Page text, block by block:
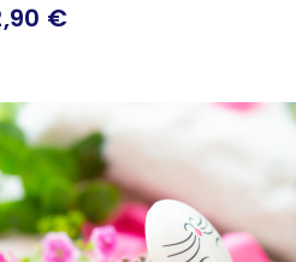
€